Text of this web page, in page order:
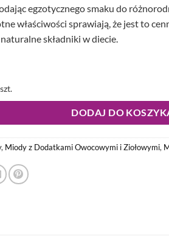
egzotycznego smaku do
właściwości sprawiają, że jest to
składniki w diecie.
DODAJ DO
, Miody z Dodatkami Owocowymi i Ziołowymi,